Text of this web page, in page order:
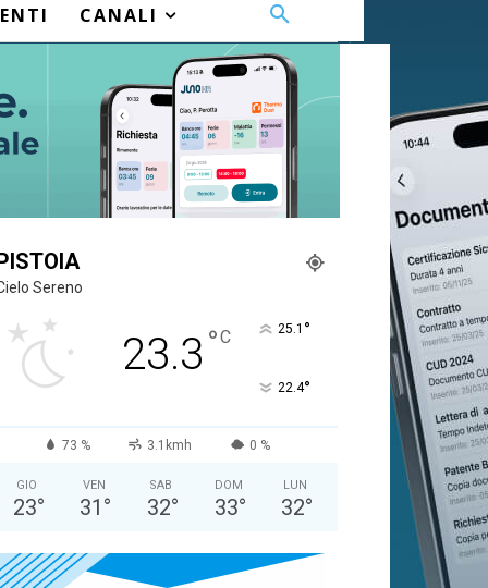
CANALI
Sereno
23.3 °C 25.1 °
22.4°
73 % 3.1kmh 0 %
GIO
23°
VEN
31 °
SAB
32°
DOM
33°
LUN
32°